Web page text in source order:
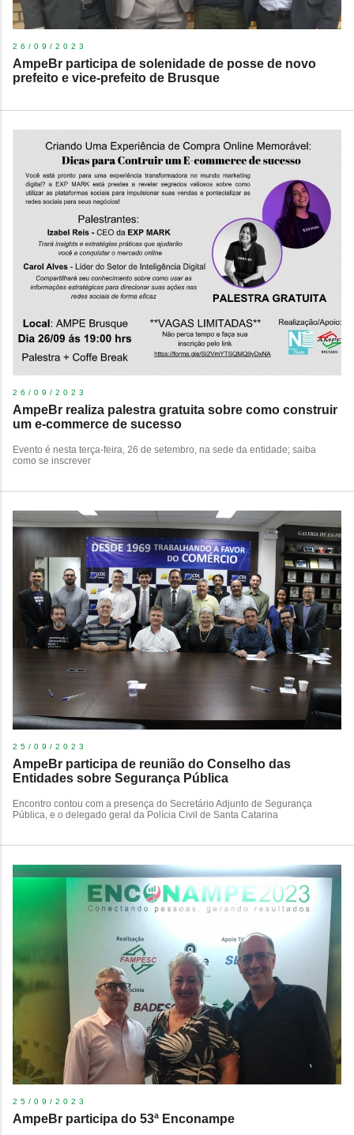
26/09/2023
AmpeBr participa de solenidade de posse de novo
prefeito e vice-prefeito de Brusque
26/09/2023
AmpeBr realiza palestra gratuita sobre como construir
um e-commerce de sucesso
Evento é nesta terça-feira, 26 de setembro, na sede da entidade; saiba
como se inscrever
25/09/2023
AmpeBr participa de reunião do Conselho das
Entidades sobre Segurança Pública
Encontro contou com a presença do Secretário Adjunto de Segurança
Pública, e o delegado geral da Polícia Civil de Santa Catarina
25/09/2023
AmpeBr participa do 53ª Enconampe